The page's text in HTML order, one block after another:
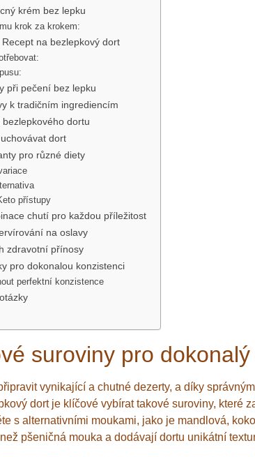
krém bez lepku
krok za krokem:
na bezlepkový dort
při pečení bez lepku
k tradičním ingrediencím
dortu
dort
pro různé diety
přístupy
chutí pro každou příležitost
na oslavy
zdravotní přínosy
pro dokonalou konzistenci
perfektní konzistence
suroviny pro
vynikající a chutné dezerty, a díky
dort je klíčové vybírat takové suroviny, které
s alternativními moukami, jako je mandlová,
pšeničná mouka a dodávají dortu unikátní